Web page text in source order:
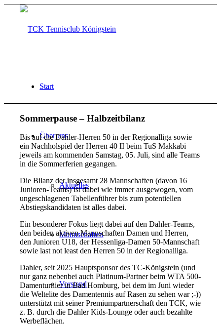
Start
Über uns
Aktuelles
Mannschaften
Vorstand
Sommerpause – Halbzeitbilanz
Bis auf die Dahler-Herren 50 in der Regionalliga sowie
ein Nachholspiel der Herren 40 II beim TuS Makkabi
jeweils am kommenden Samstag, 05. Juli, sind alle Teams
in die Sommerferien gegangen.
Die Bilanz der insgesamt 28 Mannschaften (davon 16
Junioren-Teams) ist dabei wie immer ausgewogen, vom
ungeschlagenen Tabellenführer bis zum potentiellen
Abstiegskandidaten ist alles dabei.
Ein besonderer Fokus liegt dabei auf den Dahler-Teams,
den beiden aktiven Mannschaften Damen und Herren,
den Junioren U18, der Hessenliga-Damen 50-Mannschaft
sowie last not least den Herren 50 in der Regionalliga.
Dahler, seit 2025 Hauptsponsor des TC-Königstein (und
nur ganz nebenbei auch Platinum-Partner beim WTA 500-
Damenturnier in Bad Homburg, bei dem im Juni wieder
die Weltelite des Damentennis auf Rasen zu sehen war ;-))
unterstützt mit seiner Premiumpartnerschaft den TCK, wie
z. B. durch die Dahler Kids-Lounge oder auch bezahlte
Werbeflächen.